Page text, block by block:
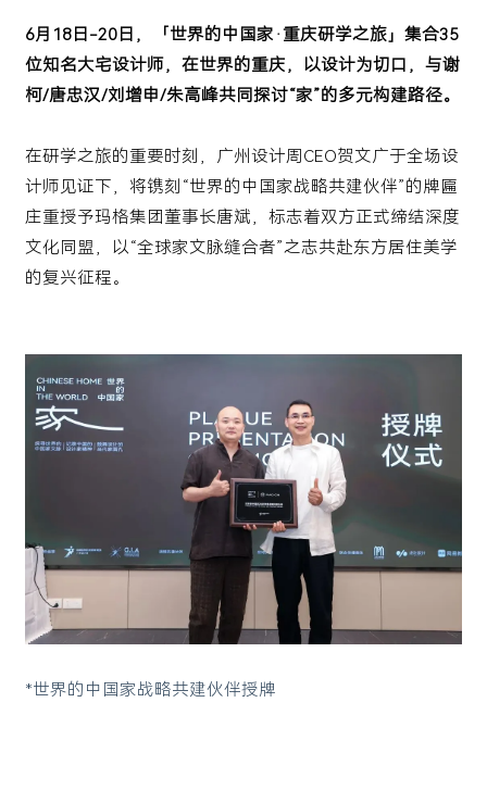
6月18日-20日，「世界的中国家·重庆研学之旅」集合35
位知名大宅设计师，在世界的重庆，以设计为切口，与谢
柯/唐忠汉/刘增申/朱高峰共同探讨“家”的多元构建路径。
在研学之旅的重要时刻，广州设计周CEO贺文广于全场设
计师见证下，将镌刻“世界的中国家战略共建伙伴”的牌匾
庄重授予玛格集团董事长唐斌，标志着双方正式缔结深度
文化同盟，以“全球家文脉缝合者”之志共赴东方居住美学
的复兴征程。
*世界的中国家战略共建伙伴授牌